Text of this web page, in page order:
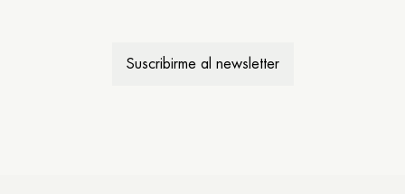
Suscribirme al newsletter